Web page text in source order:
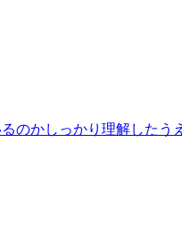
のかしっかり理解したう